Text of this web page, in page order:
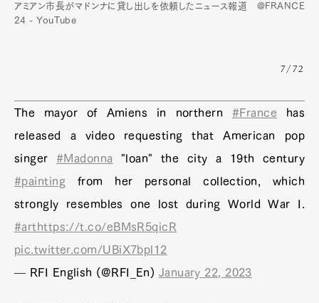
アミアン市長がマドンナに貸し出しを依頼したニュース報道 @FRANCE
24 - YouTube
7/72
The mayor of Amiens in northern #France has
released a video requesting that American pop
singer#Madonna
"loan" the city a 19th century
#painting from her personal collection, which
strongly resembles one lost during World War I.
#arthttps://t.co/eBMsR5qicR
pic.twitter.com/UBiX7bpl12
— RFI English (@RFI_En) January 22, 2023